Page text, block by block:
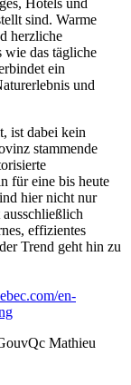
Hotels und
sind. Warme
herzliche
wie das tägliche
ein
und
ist dabei kein
stammende
für eine bis heute
hier nicht nur
effizientes
Trend geht hin zu
en-
Mathieu